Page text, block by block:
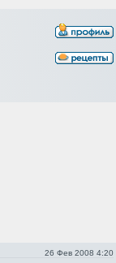
26 Фев 2008 4:20